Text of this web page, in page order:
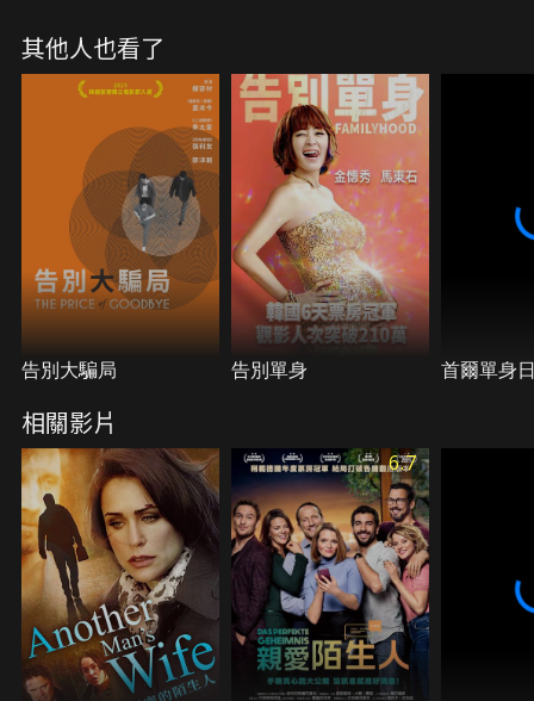
在眾人面前，原本和諧的餐桌淪為真相的試煉場，徹
底撼動這群好友看似深厚的情誼。
其他人也看了
告別大騙局 告別單身 首爾單身
相關影片
6.7